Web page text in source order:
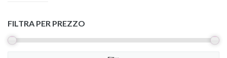
FILTRA PER PREZZO